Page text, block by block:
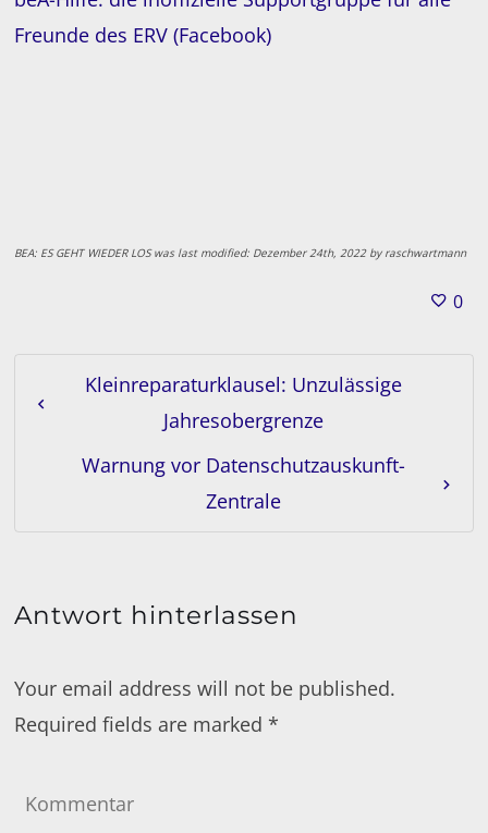
Freunde des ERV (Facebook)
BEA: ES GEHT WIEDER LOSwas last modified: Dezember 24th, 2022by raschwartmann
0
Kleinreparaturklausel: Unzulässige
Jahresobergrenze
Warnung vor Datenschutzauskunft-
Zentrale
Antwort hinterlassen
Your email address will not be published.
Required fields are marked*